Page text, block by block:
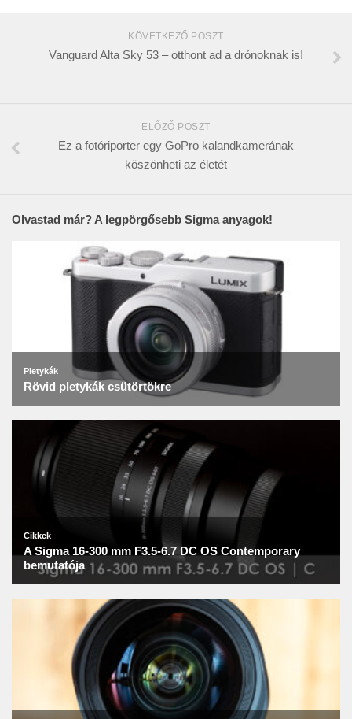
KÖVETKEZŐ POSZT
Vanguard Alta Sky 53 – otthont ad a drónoknak is!
ELŐZŐ POSZT
Ez a fotóriporter egy GoPro kalandkamerának
köszönheti az életét
Olvastad már? A legpörgősebb Sigma anyagok!